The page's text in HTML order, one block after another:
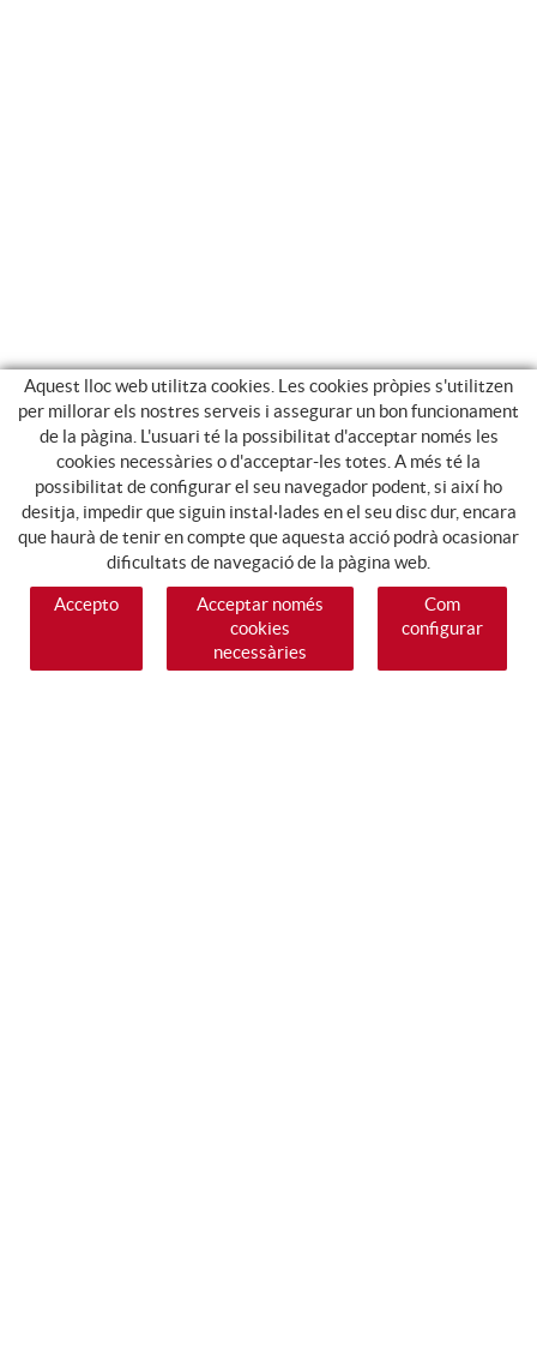
Aquest lloc web utilitza cookies. Les cookies pròpies s'utilitzen
per millorar els nostres serveis i assegurar un bon funcionament
de la pàgina. L'usuari té la possibilitat d'acceptar només les
cookies necessàries o d'acceptar-les totes. A més té la
possibilitat de configurar el seu navegador podent, si així ho
desitja, impedir que siguin instal·lades en el seu disc dur, encara
que haurà de tenir en compte que aquesta acció podrà ocasionar
dificultats de navegació de la pàgina web.
Accepto
Acceptar només
cookies
necessàries
Com
configurar